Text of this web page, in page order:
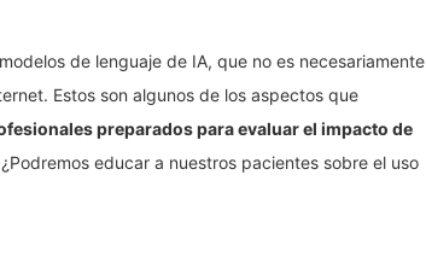
de lenguaje de IA, que no es necesariamente
Estos son algunos de los aspectos que
preparados para evaluar el impacto de
educar a nuestros pacientes sobre el uso